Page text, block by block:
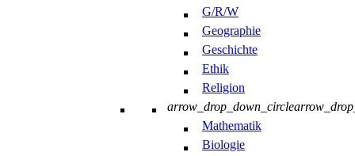
G/R/W
Geographie
Geschichte
Ethik
Religion
arrow_drop_down_circle
Mathematik
Biologie